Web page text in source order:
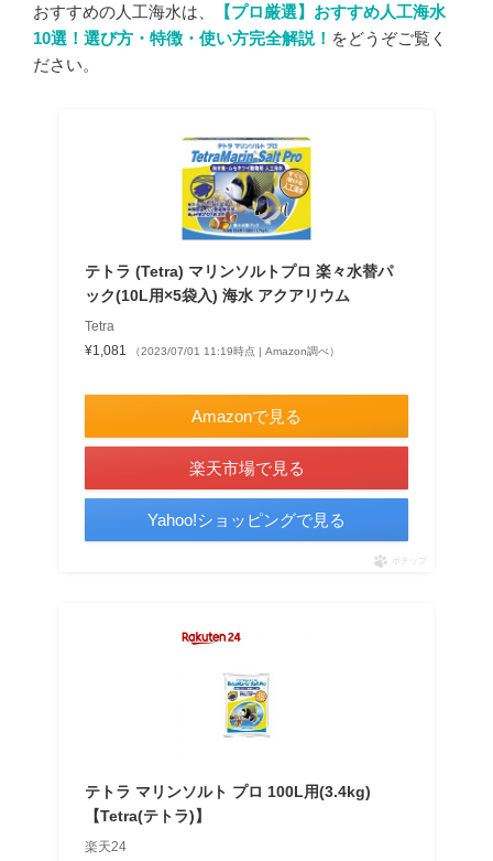
おすすめの人工海水は、
【プロ厳選】おすすめ人工海水
10選！選び方・特徴・使い方完全解説！ をどうぞご覧く
ださい。
テトラ (Tetra) マリンソルトプロ 楽々水替パ
ック(10L用×5袋入) 海水 アクアリウム
Tetra
¥1,081
（2023/07/01 11:19時点 | Amazon調べ）
Amazonで見る
楽天市場で見る
Yahoo!ショッピングで見る
ポチップ
テトラ マリンソルト プロ 100L用(3.4kg)
【Tetra(テトラ)】
楽天24